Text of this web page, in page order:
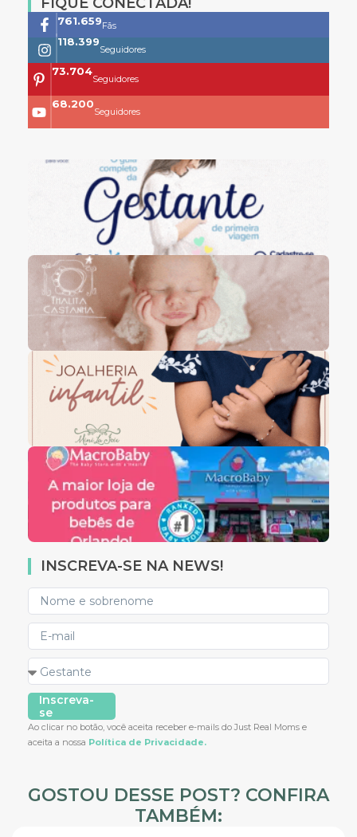
761.659Fãs
118.399
Seguidores
73.704
Seguidores
68.200
Seguidores
INSCREVA-SE NA NEWS!
Inscreva-
se
Ao clicar no botão, você aceita receber e-mails do Just Real Moms e
aceita a nossa Política de Privacidade.
GOSTOU DESSE POST? CONFIRA
TAMBÉM: